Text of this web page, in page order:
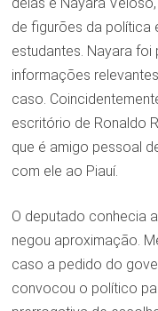
de figurões da política
estudantes. Nayara
informações
caso.
escritório de Ronaldo
que é amigo pessoal
com ele ao Piauí.
O deputado conhecia
negou aproximação.
caso a pedido do
convocou o político